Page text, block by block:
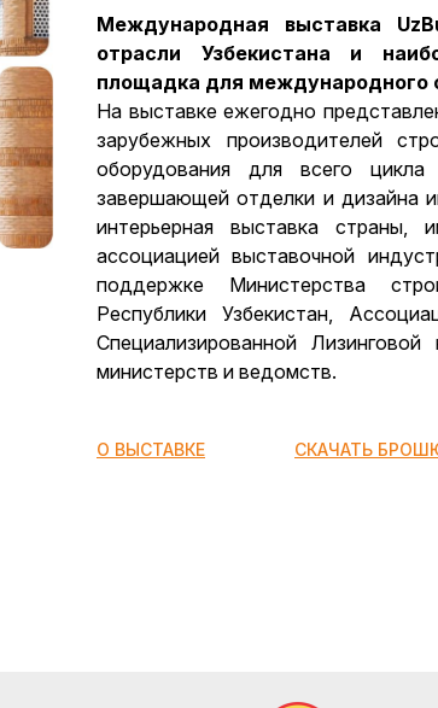
Международная выставка
отрасли Узбекистана и
площадка для международного
На выставке ежегодно
зарубежных производителей
оборудования для всего
завершающей отделки и дизайна
интерьерная выставка страны,
ассоциацией выставочной
поддержке Министерства
Республики Узбекистан,
Специализированной
министерств и ведомств.
О ВЫСТАВКЕ СКАЧАТЬ